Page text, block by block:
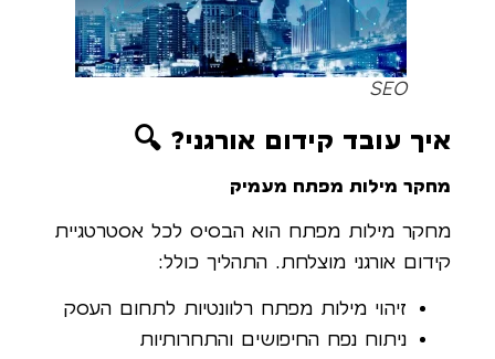
SEO
איך עובד קידום אורגני? 🔍
מחקר מילות מפתח מעמיק
מחקר מילות מפתח הוא הבסיס לכל אסטרטגיית
קידום אורגני מוצלחת. התהליך כולל:
זיהוי מילות מפתח רלוונטיות לתחום העסק
ניתוח נפח החיפושים והתחרותיות